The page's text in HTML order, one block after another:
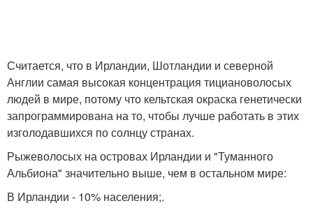
Считается, что в Ирландии, Шотландии и северной
Англии самая высокая концентрация тициановолосых
людей в мире, потому что кельтская окраска генетически
запрограммирована на то, чтобы лучше работать в этих
изголодавшихся по солнцу странах.
Рыжеволосых на островах Ирландии и "Туманного
Альбиона" значительно выше, чем в остальном мире:
В Ирландии - 10% населения;.